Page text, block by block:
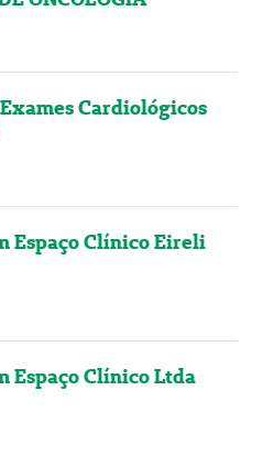
Cardiológicos
Espaço Clínico Eireli
Espaço Clínico Ltda